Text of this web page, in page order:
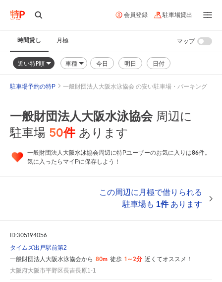
会員登録 駐車場貸出
時間貸し 月極
近い特P順 車種 今日 明日 日付
マップ
駐車場予約の特P 一般財団法人大阪水泳協会 の安い駐車場・パーキング
一般財団法人大阪水泳協会周辺に
駐車場 50件 あります
一般財団法人大阪水泳協会周辺に特Pユーザーのお気に入りは86件。
気に入ったらマイPに保存しよう！
この周辺に月極で借りられる
駐車場も 1件あります
ID:305194056
タイムズ出戸駅前第2
一般財団法人大阪水泳協会から 80m 徒歩 1～2分 近くてオススメ！
大阪府大阪市平野区長吉長原1-1